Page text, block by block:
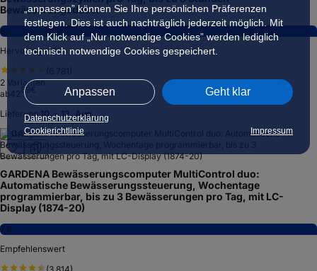
„anpassen” können Sie Ihre persönlichen Präferenzen
festlegen. Dies ist auch nachträglich jederzeit möglich. Mit
dem Klick auf „Nur notwendige Cookies” werden lediglich
technisch notwendige Cookies gespeichert.
Anpassen Geht klar
Datenschutzerklärung
Cookierichtlinie
Impressum
Bewässerungsdauer
8,5
Hervorragend
2 Varianten
ab
89
Lieferung 10. – 12. Aug.
Testsieger
GARDENA Bewässerungscomputer MultiControl duo:
Automatische Bewässerungssteuerung, Wochentage
programmierbar, bis zu 3 Bewässerungen pro Tag, mit LC-
Display (1874-20)
7,8
Empfehlenswert